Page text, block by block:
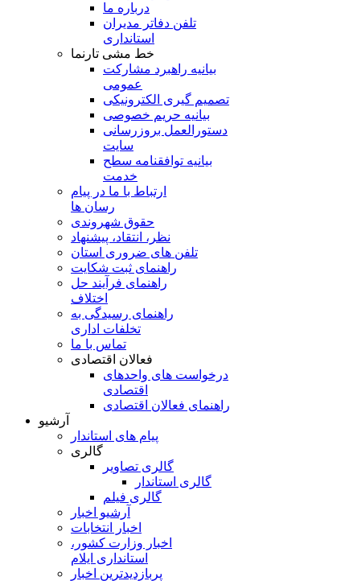
درباره ما
تلفن دفاتر مدیران
استانداری
خط مشی تارنما
بیانیه راهبرد مشارکت
عمومی
تصمیم گیری الکترونیکی
بیانیه حریم خصوصی
دستورالعمل بروزرسانی
سایت
بیانیه توافقنامه سطح
خدمت
ارتباط با ما در پیام
رسان ها
حقوق شهروندی
نظر، انتقاد، پیشنهاد
تلفن های ضروری استان
راهنمای ثبت شکایت
راهنمای فرآیند حل
اختلاف
راهنمای رسیدگی به
تخلفات اداری
تماس با ما
فعالان اقتصادی
درخواست های واحدهای
اقتصادی
راهنمای فعالان اقتصادی
آرشیو
پیام های استاندار
گالری
گالری تصاویر
گالری استاندار
گالری فیلم
آرشیو اخبار
اخبار انتخابات
اخبار وزارت کشور،
استانداری ایلام
پربازدیدترین اخبار